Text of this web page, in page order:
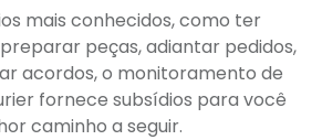
mais conhecidos, como ter
peças, adiantar pedidos,
acordos, o monitoramento de
fornece subsídios para você
caminho a seguir.